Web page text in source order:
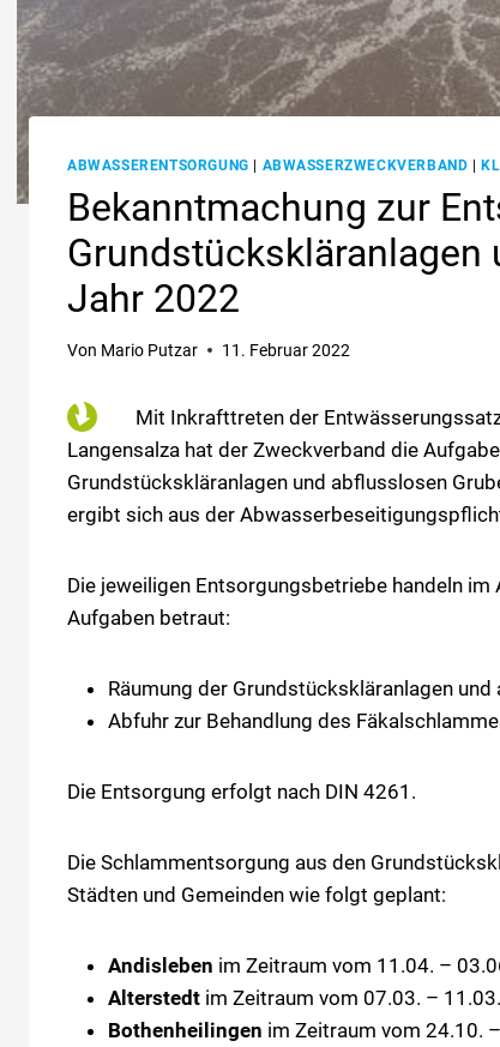
ABWASSERENTSORGUNG ABWASSERZWECKVERBAND
Bekanntmachung zur
Jahr 2022
Von Mario Putzar 11. Februar 2022
Mit Inkrafttreten der
Langensalza hat der Zweckverband die
Grundstückskläranlagen und abflusslosen
ergibt sich aus der
Die jeweiligen Entsorgungsbetriebe handeln
Aufgaben betraut:
Räumung der Grundstückskläranlagen
Abfuhr zur Behandlung des
Die Entsorgung erfolgt nach DIN 4261.
Die Schlammentsorgung aus den
Städten und Gemeinden wie folgt geplant:
Andisleben im Zeitraum vom 11.04. –
Alterstedt im Zeitraum vom 07.03. –
Bothenheilingen im Zeitraum vom 24.10.